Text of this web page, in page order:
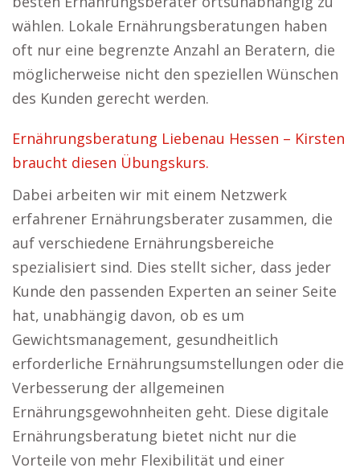
wählen. Lokale Ernährungsberatungen haben
oft nur eine begrenzte Anzahl an Beratern, die
möglicherweise nicht den speziellen Wünschen
des Kunden gerecht werden.
Ernährungsberatung Liebenau Hessen – Kirsten
braucht diesen Übungskurs.
Dabei arbeiten wir mit einem Netzwerk
erfahrener Ernährungsberater zusammen, die
auf verschiedene Ernährungsbereiche
spezialisiert sind. Dies stellt sicher, dass jeder
Kunde den passenden Experten an seiner Seite
hat, unabhängig davon, ob es um
Gewichtsmanagement, gesundheitlich
erforderliche Ernährungsumstellungen oder die
Verbesserung der allgemeinen
Ernährungsgewohnheiten geht. Diese digitale
Ernährungsberatung bietet nicht nur die
Vorteile von mehr Flexibilität und einer